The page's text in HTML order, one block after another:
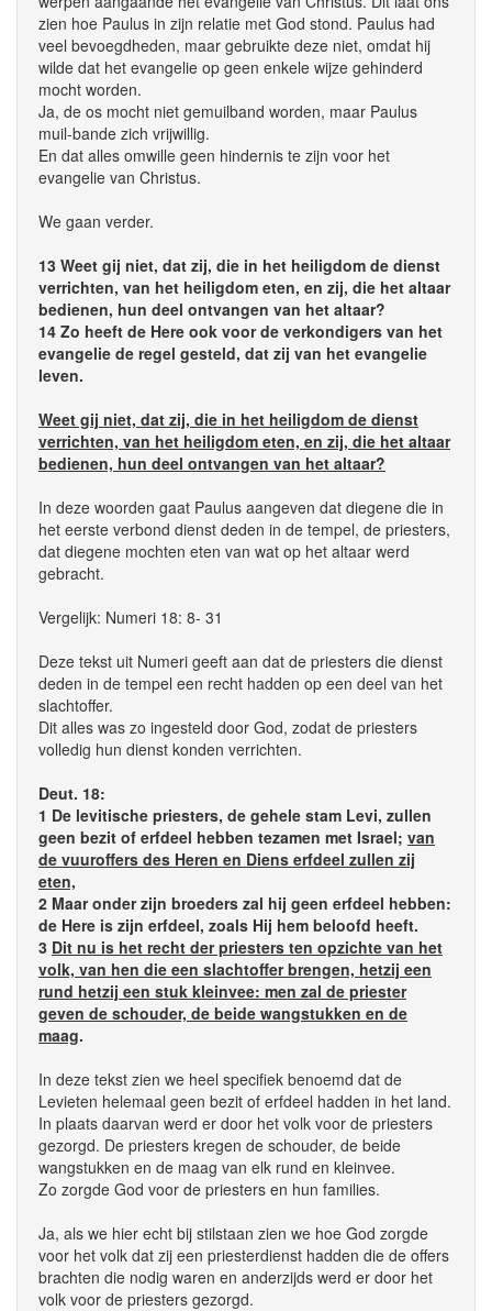
zien hoe Paulus in zijn relatie met God stond. Paulus had
veel bevoegdheden, maar gebruikte deze niet, omdat hij
wilde dat het evangelie op geen enkele wijze gehinderd
mocht worden.
Ja, de os mocht niet gemuilband worden, maar Paulus
muil-bande zich vrijwillig.
En dat alles omwille geen hindernis te zijn voor het
evangelie van Christus.
We gaan verder.
13 Weet gij niet, dat zij, die in het heiligdom de dienst
verrichten, van het heiligdom eten, en zij, die het altaar
bedienen, hun deel ontvangen van het altaar?
14 Zo heeft de Here ook voor de verkondigers van het
evangelie de regel gesteld, dat zij van het evangelie
leven.
Weet gij niet, dat zij, die in het heiligdom de dienst
verrichten, van het heiligdom eten, en zij, die het altaar
bedienen, hun deel ontvangen van het altaar?
In deze woorden gaat Paulus aangeven dat diegene die in
het eerste verbond dienst deden in de tempel, de priesters,
dat diegene mochten eten van wat op het altaar werd
gebracht.
Vergelijk: Numeri 18: 8- 31
Deze tekst uit Numeri geeft aan dat de priesters die dienst
deden in de tempel een recht hadden op een deel van het
slachtoffer.
Dit alles was zo ingesteld door God, zodat de priesters
volledig hun dienst konden verrichten.
Deut. 18:
1 De levitische priesters, de gehele stam Levi, zullen
geen bezit of erfdeel hebben tezamen met Israel; van
de vuuroffers des Heren en Diens erfdeel zullen zij
eten,
2 Maar onder zijn broeders zal hij geen erfdeel hebben:
de Here is zijn erfdeel, zoals Hij hem beloofd heeft.
3 Dit nu is het recht der priesters ten opzichte van het
volk, van hen die een slachtoffer brengen, hetzij een
rund hetzij een stuk kleinvee: men zal de priester
geven de schouder, de beide wangstukken en de
maag.
In deze tekst zien we heel specifiek benoemd dat de
Levieten helemaal geen bezit of erfdeel hadden in het land.
In plaats daarvan werd er door het volk voor de priesters
gezorgd. De priesters kregen de schouder, de beide
wangstukken en de maag van elk rund en kleinvee.
Zo zorgde God voor de priesters en hun families.
Ja, als we hier echt bij stilstaan zien we hoe God zorgde
voor het volk dat zij een priesterdienst hadden die de offers
brachten die nodig waren en anderzijds werd er door het
volk voor de priesters gezorgd.